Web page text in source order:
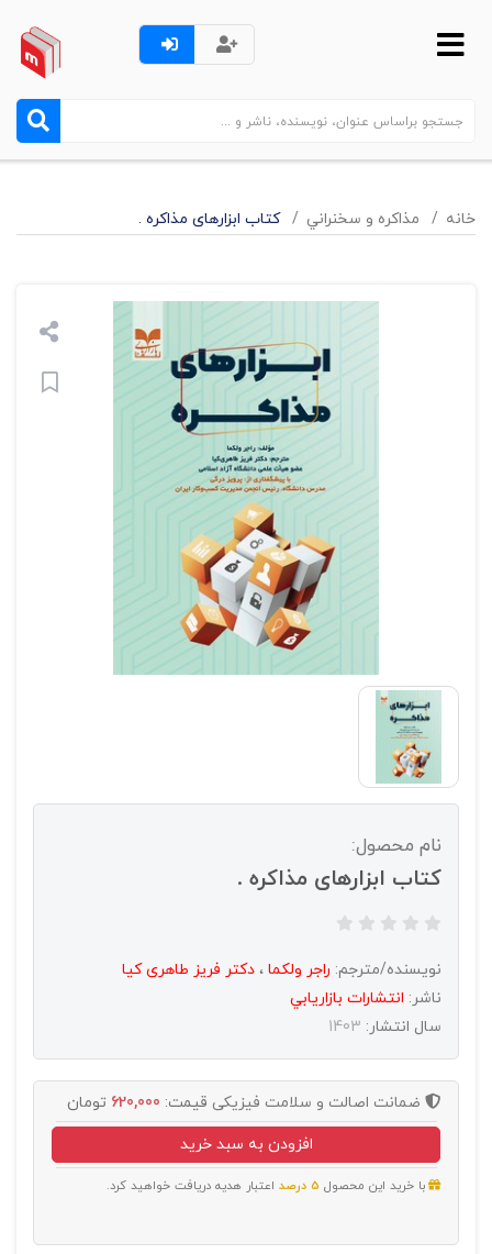
خانه مذاکره و سخنراني کتاب ابزارهای مذاکره .
نام محصول:
کتاب ابزارهای مذاکره .
نویسنده/مترجم: راجر ولکما ، دکتر فریز طاهری کیا
ناشر: انتشارات بازاريابي
سال انتشار: 1403
ضمانت اصالت و سلامت فیزیکی قیمت: 620,000 تومان
افزودن به سبد خرید
با خرید این محصول 5 درصد اعتبار هدیه دریافت خواهید کرد.